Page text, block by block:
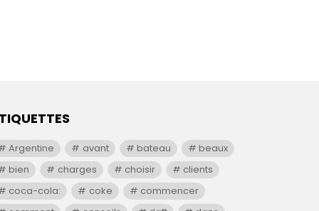
Argentine avant bateau
beaux
bien
charges choisir
clients
coca-cola:
coke
commencer